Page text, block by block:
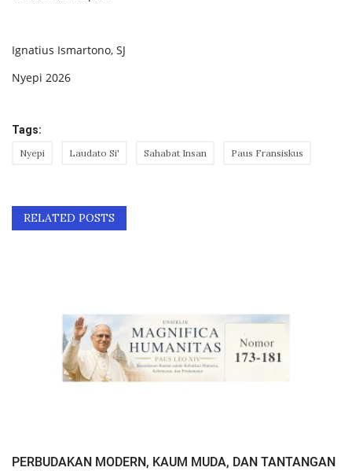
Ignatius Ismartono, SJ
Nyepi 2026
Tags:
Nyepi Laudato Si' Sahabat Insan Paus Fransiskus
RELATED POSTS
PERBUDAKAN MODERN, KAUM MUDA, DAN TANTANGAN